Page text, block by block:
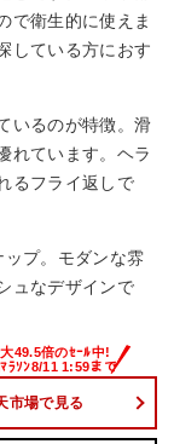
で衛生的に使えま
している方におす
いるのが特徴。滑
れています。ヘラ
るフライ返しで
プ。モダンな雰
ュなデザインで
市場で見る